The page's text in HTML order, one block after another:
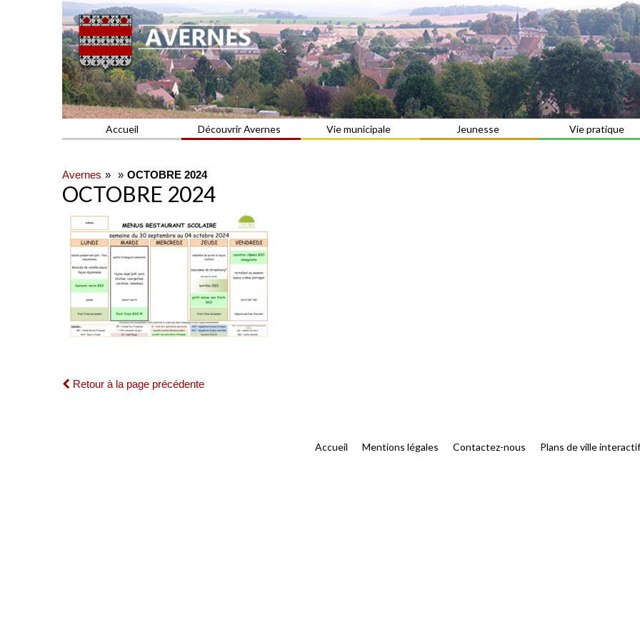
AVERNES
Commune du Val d'Oise
Accueil Découvrir Avernes Vie municipale Jeunesse Vie pratique
Avernes OCTOBRE 2024
OCTOBRE 2024
Retour à la page précédente
Accueil Mentions légales Contactez-nous Plans de ville